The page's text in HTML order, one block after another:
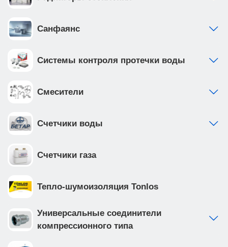
Санфаянс
Системы контроля протечки воды
Смесители
Счетчики воды
Счетчики газа
Тепло-шумоизоляция Tonlos
Универсальные соединители
компрессионного типа